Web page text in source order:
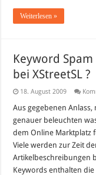
Weiterlesen »
Keyword
bei XStreetSL ?
18. August 2009
Aus gegebenen
genauer beleuchten
dem Online Marktplatz
Viele werden zur Zeit
Artikelbeschreibungen
Keywords enthalten